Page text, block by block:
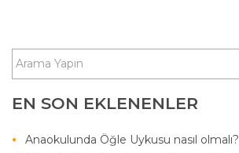
EN SON EKLENENLER
Anaokulunda Öğle Uykusu nasıl olmalı?